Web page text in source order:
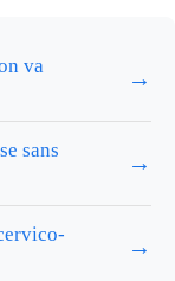
va
→
sans
→
→